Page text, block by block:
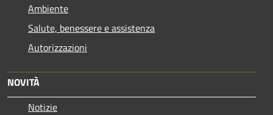
Ambiente
Salute, benessere e assistenza
Autorizzazioni
NOVITÀ
Notizie